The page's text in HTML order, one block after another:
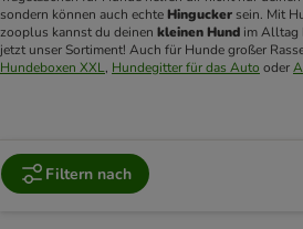
sondern können auch echte Hingucker sein. Mit
zooplus kannst du deinen kleinen Hund im Alltag
Hundeboxen XXL, Hundegitter für das Auto oder
Filtern nach